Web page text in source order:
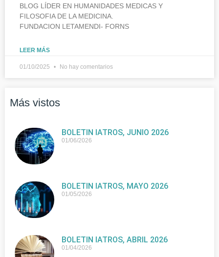
BLOG LÍDER EN HUMANIDADES MEDICAS Y
FILOSOFIA DE LA MEDICINA.
FUNDACION LETAMENDI- FORNS
LEER MÁS
01/10/2025 No hay comentarios
Más vistos
BOLETIN IATROS, JUNIO 2026
01/06/2026
BOLETIN IATROS, MAYO 2026
01/05/2026
BOLETIN IATROS, ABRIL 2026
01/04/2026